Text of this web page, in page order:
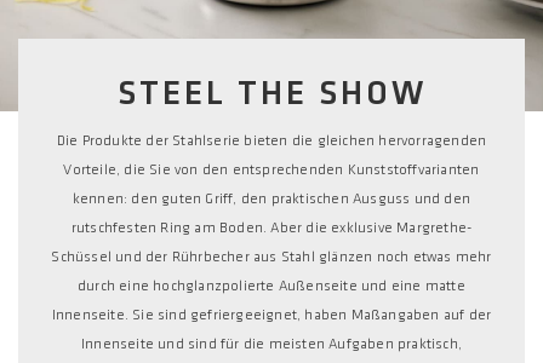
STEEL THE SHOW
Die Produkte der Stahlserie bieten die gleichen hervorragenden
Vorteile, die Sie von den entsprechenden Kunststoffvarianten
kennen: den guten Griff, den praktischen Ausguss und den
rutschfesten Ring am Boden. Aber die exklusive Margrethe-
Schüssel und der Rührbecher aus Stahl glänzen noch etwas mehr
durch eine hochglanzpolierte Außenseite und eine matte
Innenseite. Sie sind gefriergeeignet, haben Maßangaben auf der
Innenseite und sind für die meisten Aufgaben praktisch,